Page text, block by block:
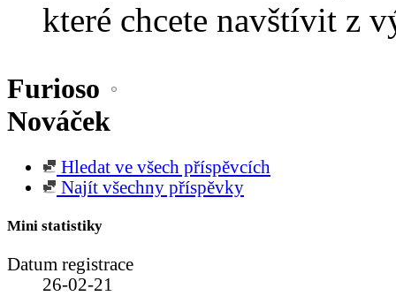
které chcete navštívit z
Furioso
Nováček
Hledat ve všech příspěvcích
Najít všechny příspěvky
Mini statistiky
Datum registrace
26-02-21